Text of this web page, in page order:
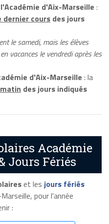
d'Aix-Marseille :
dernier cours des jours
le samedi, mais les élèves
vacances le vendredi après les
d'Aix-Marseille : la
des jours indiqués
Académie
Jours Fériés
et les jours fériés
pour l'année
: